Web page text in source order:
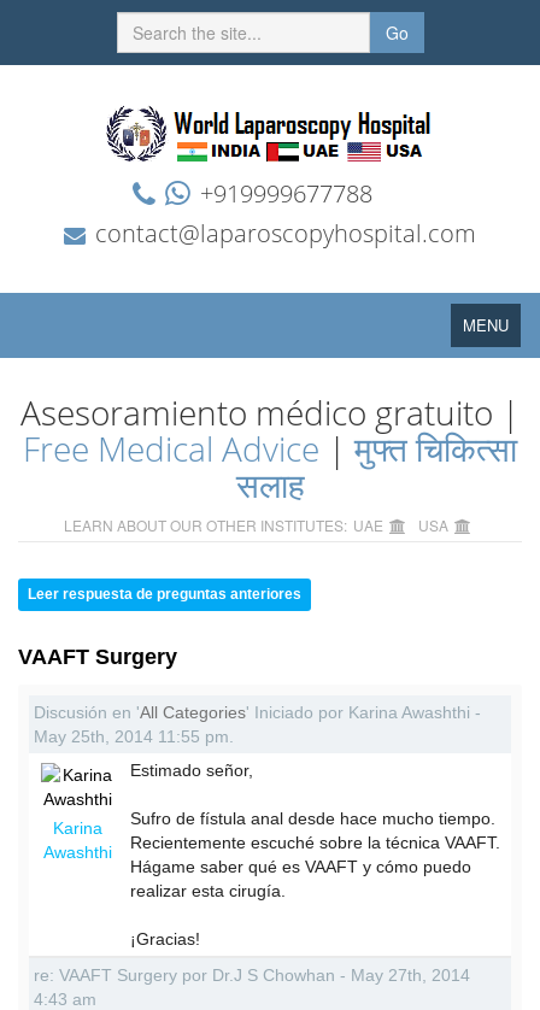
Go
+919999677788
contact@laparoscopyhospital.com
Toggle
navigation
MENU
Asesoramiento médico gratuito |
Free Medical Advice |मुफ्त चिकित्सा
सलाह
LEARN ABOUT OUR OTHER INSTITUTES: UAE USA
Leer respuesta de preguntas anteriores
VAAFT Surgery
Discusión en 'All Categories' Iniciado por Karina Awashthi -
May 25th, 2014 11:55 pm.
Karina
Awashthi
Estimado señor,
Sufro de fístula anal desde hace mucho tiempo.
Recientemente escuché sobre la técnica VAAFT.
Hágame saber qué es VAAFT y cómo puedo
realizar esta cirugía.
¡Gracias!
re: VAAFT Surgery por Dr.J S Chowhan - May 27th, 2014
4:43 am